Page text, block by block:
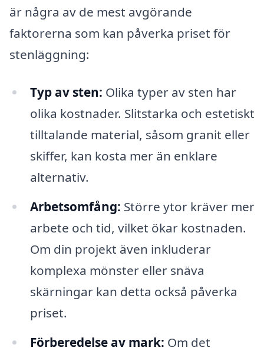
är några av de mest avgörande
faktorerna som kan påverka priset för
stenläggning:
Typ av sten: Olika typer av sten har
olika kostnader. Slitstarka och estetiskt
tilltalande material, såsom granit eller
skiffer, kan kosta mer än enklare
alternativ.
Arbetsomfång: Större ytor kräver mer
arbete och tid, vilket ökar kostnaden.
Om din projekt även inkluderar
komplexa mönster eller snäva
skärningar kan detta också påverka
priset.
Förberedelse av mark: Om det